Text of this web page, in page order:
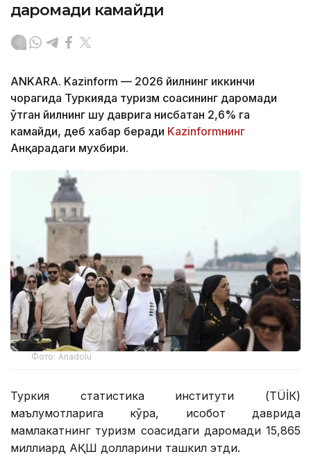
даромади камайди
ANKARA. Kazinform — 2026 йилнинг иккинчи
чорагида Туркияда туризм соҳасининг даромади
ўтган йилнинг шу даврига нисбатан 2,6% га
камайди, деб хабар беради Kazinformнинг
Анқарадаги мухбири.
Фото: Anadolu
Туркия статистика институти (ТÜİК)
маълумотларига кўра, ҳисобот даврида
мамлакатнинг туризм соҳасидаги даромади 15,865
миллиард АҚШ долларини ташкил этди.